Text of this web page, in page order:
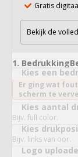
Gratis
Bekijk de
1 Bedrukking
Kies een
Er ging wat
scherm te
Kies aantal
Bijv. full color.
Kies
Bijv. links van oor.
Logo